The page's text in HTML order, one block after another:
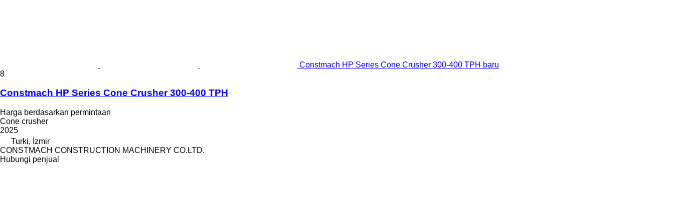
Constmach HP Series Cone Crusher 300-400 TPH baru
8
Constmach HP Series Cone Crusher 300-400 TPH
Harga berdasarkan permintaan
Cone crusher
2025
Turki, İzmir
CONSTMACH CONSTRUCTION MACHINERY CO.LTD.
Hubungi penjual